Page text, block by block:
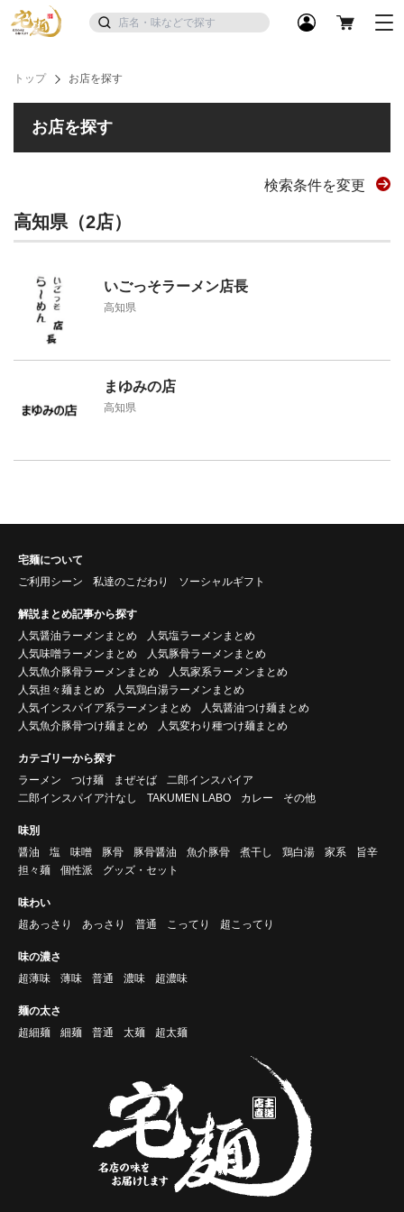
トップ お店を探す
お店を探す
検索条件を変更
高知県（2店）
いごっそラーメン店長
高知県
まゆみの店
高知県
宅麺について
ご利用シーン
私達のこだわり ソーシャルギフト
解説まとめ記事から探す
人気醤油ラーメンまとめ
人気塩ラーメンまとめ
人気味噌ラーメンまとめ
人気豚骨ラーメンまとめ
人気魚介豚骨ラーメンまとめ
人気家系ラーメンまとめ
人気担々麺まとめ
人気鶏白湯ラーメンまとめ
人気インスパイア系ラーメンまとめ
人気醤油つけ麺まとめ
人気魚介豚骨つけ麺まとめ
人気変わり種つけ麺まとめ
カテゴリーから探す
ラーメン
つけ麺 まぜそば
二郎インスパイア
二郎インスパイア汁なし
TAKUMEN LABO カレー その他
味別
醤油
塩 味噌 豚骨 豚骨醤油 魚介豚骨 煮干し 鶏白湯 家系
旨辛
担々麺
個性派 グッズ・セット
味わい
超あっさり
あっさり 普通 こってり 超こってり
味の濃さ
超薄味
薄味 普通 濃味 超濃味
麺の太さ
超細麺
細麺 普通 太麺 超太麺